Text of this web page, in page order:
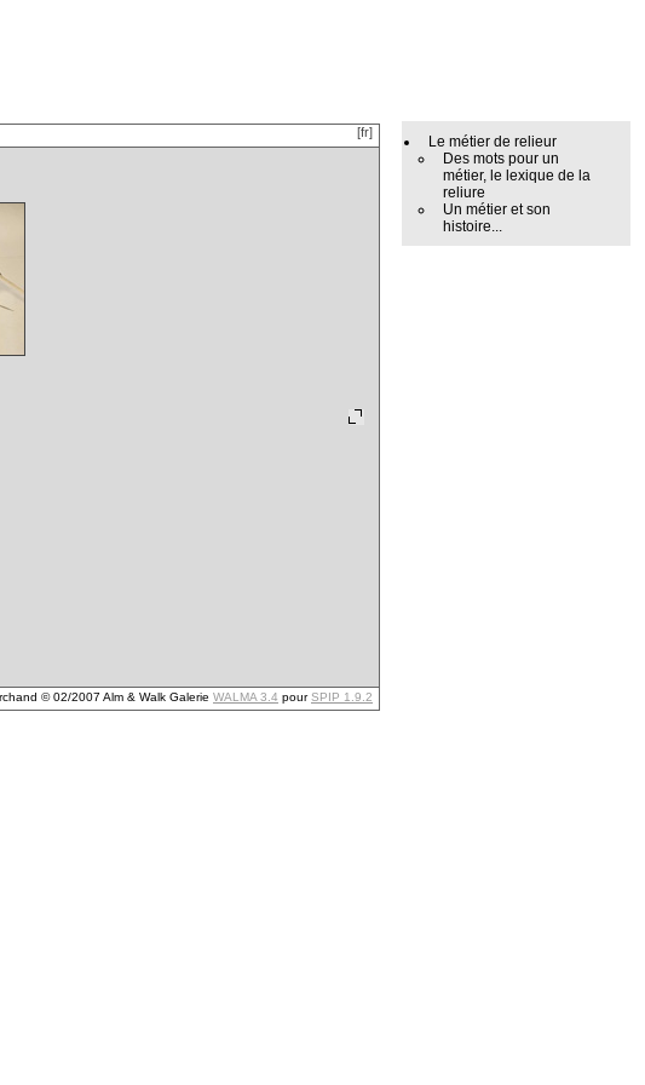
Le métier de relieur
Des mots pour un
métier, le lexique de la
reliure
Un métier et son
histoire...
[fr]
© 02/2007 Alm & Walk Galerie WALMA 3.4 pourSPIP 1.9.2